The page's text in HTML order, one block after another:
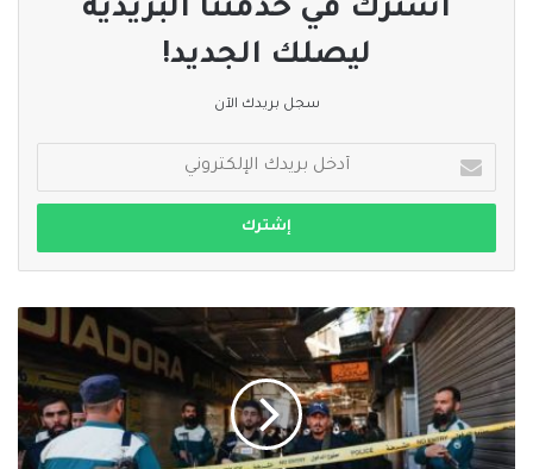
نسخ الرابط
اشترك في خدمتنا البريدية
ليصلك الجديد!
سجل بريدك الآن
بريدك
الإلكتروني
إحباط
محاولة
تفجير
عبوة
ناسفة
زرعت